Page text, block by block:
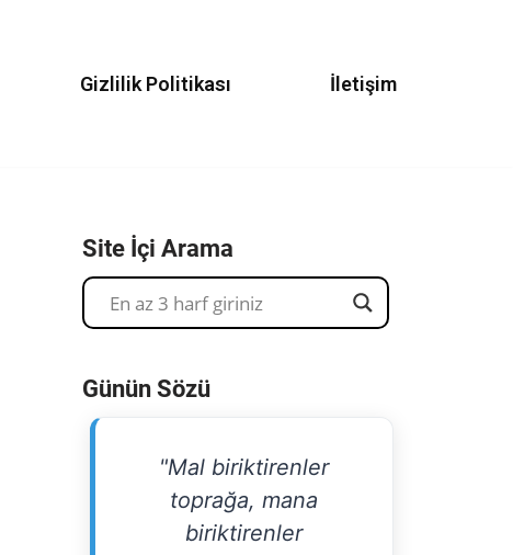
Gizlilik Politikası İletişim
Site İçi Arama
Günün Sözü
"Mal biriktirenler
toprağa, mana
biriktirenler